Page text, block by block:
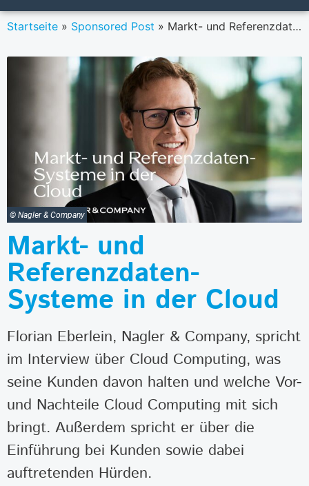
Startseite » Sponsored Post » Markt- und Referenzdaten-Systeme in der Cloud
© Nagler & Company
Markt- und
Referenzdaten-
Systeme in der Cloud
Florian Eberlein, Nagler & Company, spricht
im Interview über Cloud Computing, was
seine Kunden davon halten und welche Vor-
und Nachteile Cloud Computing mit sich
bringt. Außerdem spricht er über die
Einführung bei Kunden sowie dabei
auftretenden Hürden.